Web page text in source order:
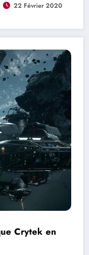
22 Février 2020
Crytek en